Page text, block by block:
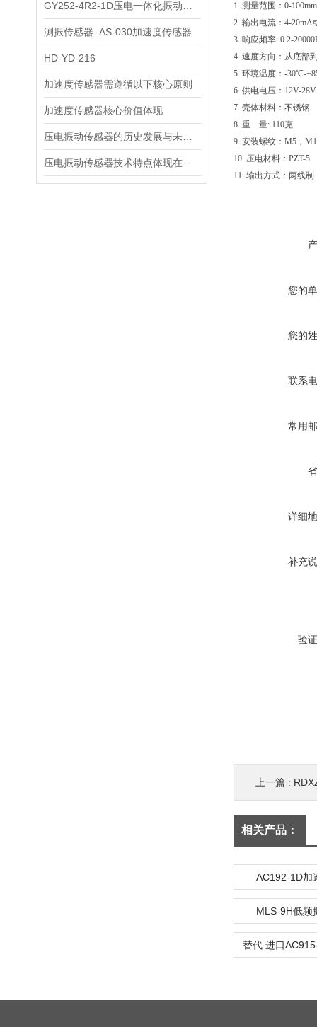
测振传感器_AS-030加速度传感器
HD-YD-216
加速度传感器需遵循以下核心原则
加速度传感器核心价值体现
1. 测量范围：0-
2. 输出电流：4-20mA
3. 响应频率: 0.2-
4. 速度方向：从底部
5. 环境温度：-30℃-
6. 供电电压：12V-28V
7. 壳体材料：不锈钢
8. 重 量: 110克
9. 安装螺纹：M5，
10. 压电材料：PZT-5
11. 输出方式：两线制
您的
您的
联系
常用
详细
补充
验
上一篇 :
相关产品：
AC192-1D加
MLS-9H低频